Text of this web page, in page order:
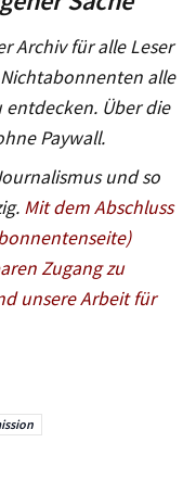
Archiv für alle Leser
alle
entdecken. Über die
Paywall.
und so
Mit dem Abschluss
Zugang zu
unsere Arbeit für